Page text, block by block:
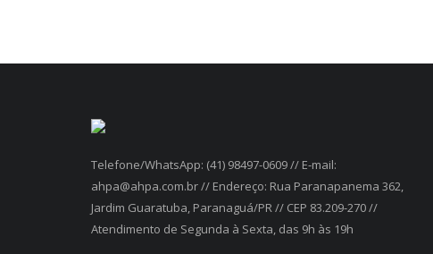
Telefone/WhatsApp: (41) 98497-0609 // E-mail:
ahpa@ahpa.com.br // Endereço: Rua Paranapanema 362,
Jardim Guaratuba, Paranaguá/PR // CEP 83.209-270 //
Atendimento de Segunda à Sexta, das 9h às 19h